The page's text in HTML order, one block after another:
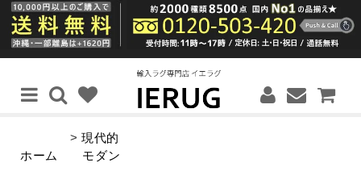
ホーム
>現代的
モダン